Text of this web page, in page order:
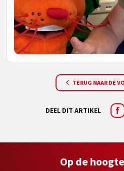
TERUG NAAR DE
DEEL DIT ARTIKEL
Op de